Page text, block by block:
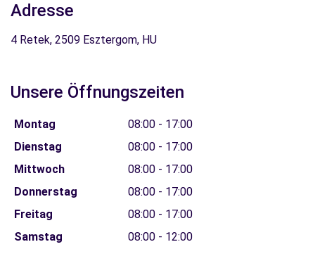
Adresse
4 Retek, 2509 Esztergom, HU
Unsere Öffnungszeiten
Montag
08:00 - 17:00
Dienstag
08:00 - 17:00
Mittwoch
08:00 - 17:00
Donnerstag
08:00 - 17:00
Freitag
08:00 - 17:00
Samstag
08:00 - 12:00